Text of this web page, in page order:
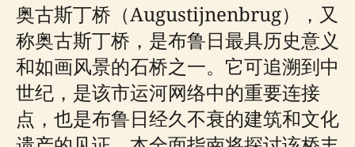
奥古斯丁桥（Augustijnenbrug），又
称奥古斯丁桥，是布鲁日最具历史意义
和如画风景的石桥之一。它可追溯到中
世纪，是该市运河网络中的重要连接
点，也是布鲁日经久不衰的建筑和文化